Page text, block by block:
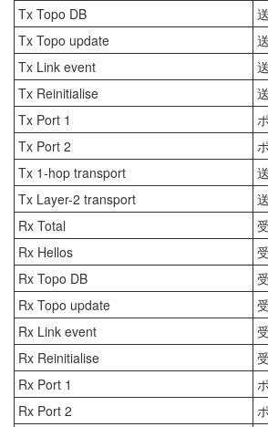
Tx Topo DB
Tx Topo update
Tx Link event
Tx Reinitialise
Tx Port 1
Tx Port 2
Tx 1-hop transport
Tx Layer-2 transport
Rx Total
Rx Hellos
Rx Topo DB
Rx Topo update
Rx Link event
Rx Reinitialise
Rx Port 1
Rx Port 2